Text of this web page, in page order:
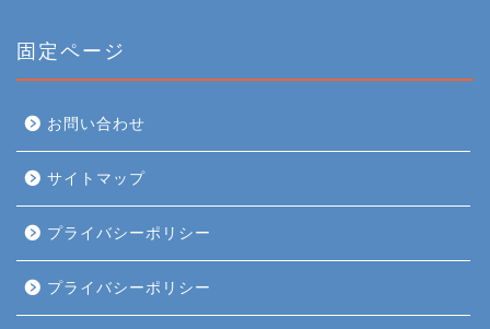
固定ページ
お問い合わせ
サイトマップ
プライバシーポリシー
プライバシーポリシー